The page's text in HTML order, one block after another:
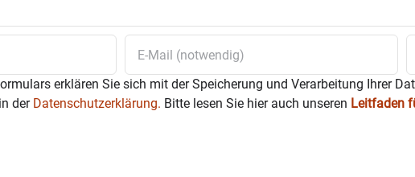
erklären Sie sich mit der Speicherung und Verarbeitung Ihrer
der Datenschutzerklärung. Bitte lesen Sie hier auch unseren Leitfaden